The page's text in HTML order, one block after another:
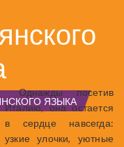
ЯЗЫКА
Однажды посетив
Италию, она остается
в сердце навсегда:
узкие улочки, уютные